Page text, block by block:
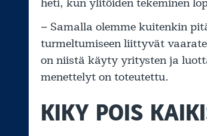
– Samalla olemme kuitenkin
turmeltumiseen liittyvät
on niistä käyty yritysten ja
menettelyt on toteutettu.
KIKY POIS